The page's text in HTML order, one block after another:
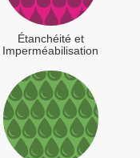
Étanchéité et
Imperméabilisation